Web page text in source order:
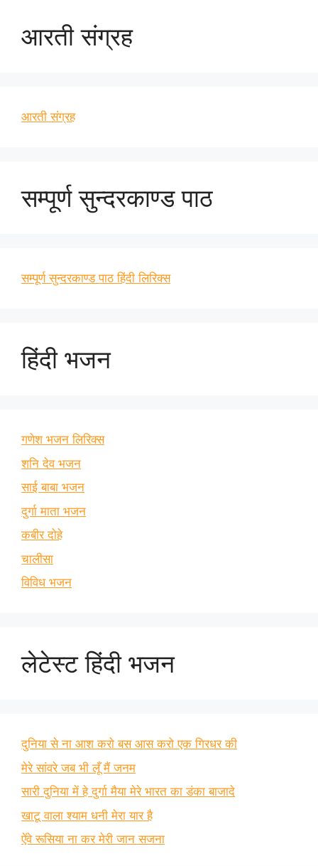
आरती संग्रह
आरती संग्रह
सम्पूर्ण सुन्दरकाण्ड पाठ
सम्पूर्ण सुन्दरकाण्ड पाठ हिंदी लिरिक्स
हिंदी भजन
गणेश भजन लिरिक्स
शनि देव भजन
साई बाबा भजन
दुर्गा माता भजन
कबीर दोहे
चालीसा
विविध भजन
लेटेस्ट हिंदी भजन
दुनिया से ना आश करो बस आस करो एक गिरधर की
मेरे सांवरे जब भी लूँ मैं जनम
सारी दुनिया में हे दुर्गा मैया मेरे भारत का डंका बाजादे
खाटू वाला श्याम धनी मेरा यार है
ऐंवे रूसिया ना कर मेरी जान सजना